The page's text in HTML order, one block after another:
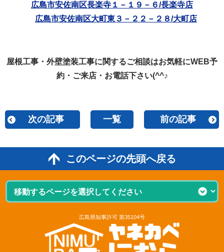
広島市安佐南区長楽寺１－１９－６/長楽寺店
広島市安佐南区大町東３－２２－２８/大町店
屋根工事・外壁塗装工事に関するご相談はお気軽にWEB予
約・ご来店・お電話下さい(^^♪
次の記事 一覧 前の記事
このページの先頭へ戻る
広島県知事許可 第35104号